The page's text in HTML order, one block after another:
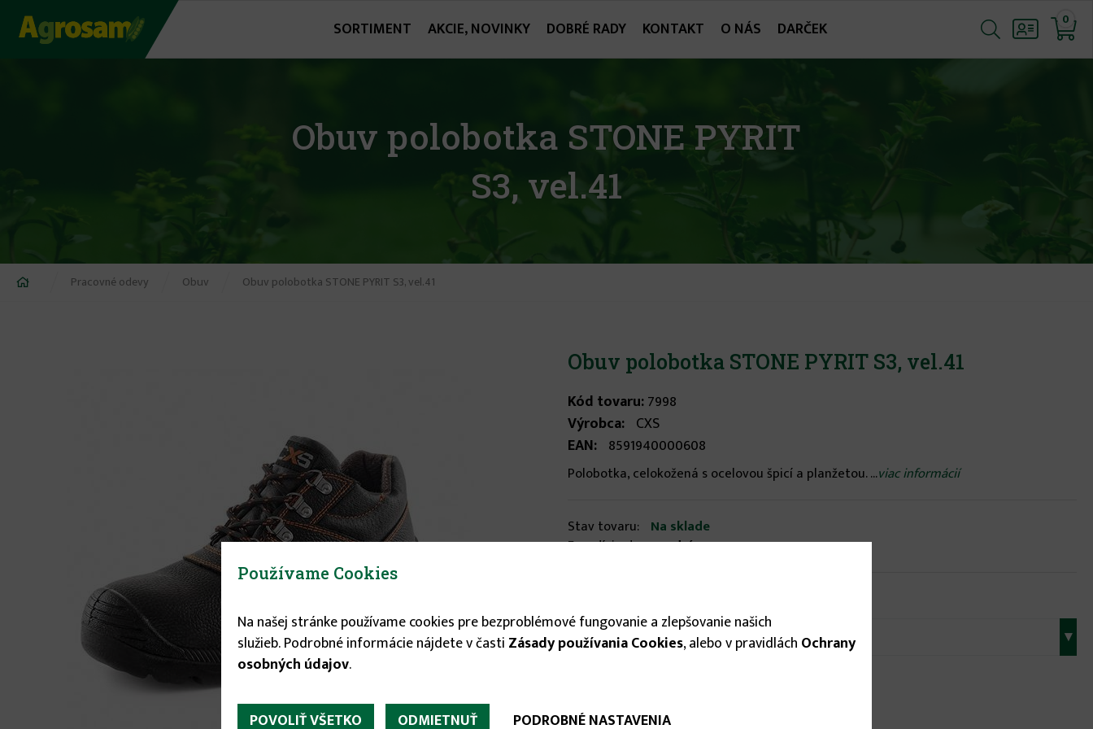
Jump
SORTIMENT AKCIE, NOVINKY DOBRÉ RADY KONTAKT O NÁS DARČEK 0
Obuv polobotka STONE PYRIT
S3, vel.41
Nachádzate
Pracovné odevy Obuv Obuv polobotka STONE PYRIT S3, vel.41
Obuv polobotka STONE PYRIT S3, vel.41
Kód tovaru:7998
Výrobca: CXS
EAN: 8591940000608
Polobotka, celokožená s ocelovou špicí a planžetou. ...viac informácií
Stav tovaru: Na sklade
Expedícia do: 1-3 dní
41
▾
Používame Cookies
Na našej stránke používame cookies pre bezproblémové fungovanie a zlepšovanie našich
služieb. Podrobné informácie nájdete v časti Zásady používania Cookies, alebo v pravidlách Ochrany
osobných údajov.
POVOLIŤ VŠETKO ODMIETNUŤ PODROBNÉ NASTAVENIA